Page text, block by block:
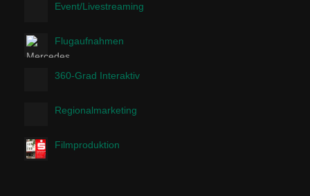
Event/Livestreaming
Flugaufnahmen
360-Grad Interaktiv
Regionalmarketing
Filmproduktion